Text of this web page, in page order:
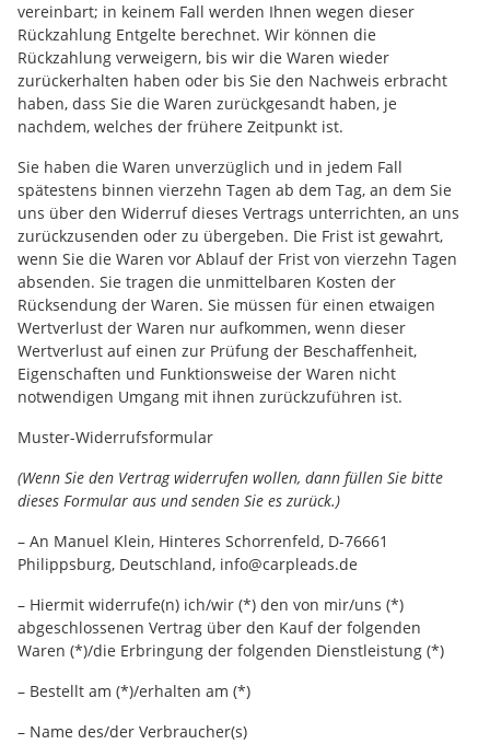
vereinbart; in keinem Fall werden Ihnen wegen dieser
Rückzahlung Entgelte berechnet. Wir können die
Rückzahlung verweigern, bis wir die Waren wieder
zurückerhalten haben oder bis Sie den Nachweis erbracht
haben, dass Sie die Waren zurückgesandt haben, je
nachdem, welches der frühere Zeitpunkt ist.
Sie haben die Waren unverzüglich und in jedem Fall
spätestens binnen vierzehn Tagen ab dem Tag, an dem Sie
uns über den Widerruf dieses Vertrags unterrichten, an uns
zurückzusenden oder zu übergeben. Die Frist ist gewahrt,
wenn Sie die Waren vor Ablauf der Frist von vierzehn Tagen
absenden. Sie tragen die unmittelbaren Kosten der
Rücksendung der Waren. Sie müssen für einen etwaigen
Wertverlust der Waren nur aufkommen, wenn dieser
Wertverlust auf einen zur Prüfung der Beschaffenheit,
Eigenschaften und Funktionsweise der Waren nicht
notwendigen Umgang mit ihnen zurückzuführen ist.
Muster-Widerrufsformular
(Wenn Sie den Vertrag widerrufen wollen, dann füllen Sie bitte
dieses Formular aus und senden Sie es zurück.)
– An Manuel Klein, Hinteres Schorrenfeld, D-76661
Philippsburg, Deutschland, info@carpleads.de
– Hiermit widerrufe(n) ich/wir (*) den von mir/uns (*)
abgeschlossenen Vertrag über den Kauf der folgenden
Waren (*)/die Erbringung der folgenden Dienstleistung (*)
– Bestellt am (*)/erhalten am (*)
– Name des/der Verbraucher(s)